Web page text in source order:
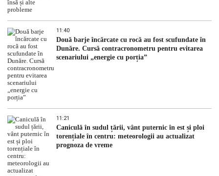
11:40
Două barje încărcate cu rocă au fost scufundate în
Dunăre. Cursă contracronometru pentru evitarea
scenariului „energie cu porția”
11:21
Caniculă în sudul țării, vânt puternic în est și ploi
torențiale în centru: meteorologii au actualizat
prognoza de vreme